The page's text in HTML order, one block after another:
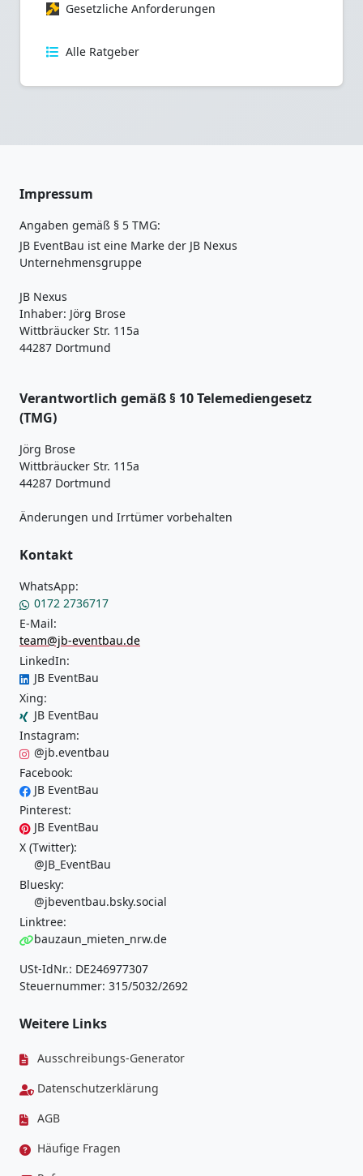
Gesetzliche Anforderungen
Alle Ratgeber
Impressum
Angaben gemäß § 5 TMG:
JB EventBau ist eine Marke der JB Nexus
Unternehmensgruppe
JB Nexus
Inhaber: Jörg Brose
Wittbräucker Str. 115a
44287 Dortmund
Verantwortlich gemäß § 10 Telemediengesetz
(TMG)
Jörg Brose
Wittbräucker Str. 115a
44287 Dortmund
Änderungen und Irrtümer vorbehalten
Kontakt
WhatsApp:
0172 2736717
E-Mail:
team@jb-eventbau.de
LinkedIn:
JB EventBau
Xing:
JB EventBau
Instagram:
@jb.eventbau
Facebook:
JB EventBau
Pinterest:
JB EventBau
X (Twitter):
@JB_EventBau
Bluesky:
@jbeventbau.bsky.social
Linktree:
bauzaun_mieten_nrw.de
USt-IdNr.: DE246977307
Steuernummer: 315/5032/2692
Weitere Links
Ausschreibungs-Generator
Datenschutzerklärung
AGB
Häufige Fragen